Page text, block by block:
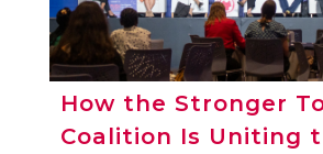
How the Stronger
Coalition Is Uniting